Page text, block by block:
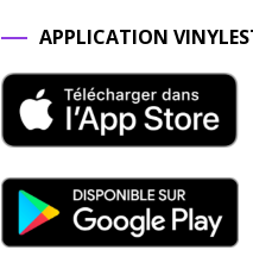
APPLICATION